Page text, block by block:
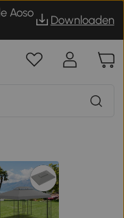
Aoso
Downloaden